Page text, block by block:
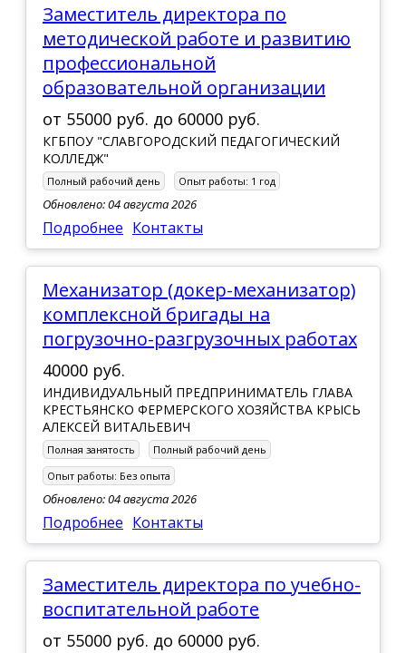
заместитель директора по
методической работе и развитию
профессиональной
образовательной организации
от 55000 руб. до 60000 руб.
КГБПОУ "СЛАВГОРОДСКИЙ ПЕДАГОГИЧЕСКИЙ
КОЛЛЕДЖ"
Полный рабочий день Опыт работы: 1 год
Обновлено: 04 августа 2026
Подробнее Контакты
Механизатор (докер-механизатор)
комплексной бригады на
погрузочно-разгрузочных работах
40000 руб.
ИНДИВИДУАЛЬНЫЙ ПРЕДПРИНИМАТЕЛЬ ГЛАВА
КРЕСТЬЯНСКО ФЕРМЕРСКОГО ХОЗЯЙСТВА КРЫСЬ
АЛЕКСЕЙ ВИТАЛЬЕВИЧ
Полная занятость
Полный рабочий день
Опыт работы: Без опыта
Обновлено: 04 августа 2026
Подробнее Контакты
заместитель директора по учебно-
воспитательной работе
от 55000 руб. до 60000 руб.